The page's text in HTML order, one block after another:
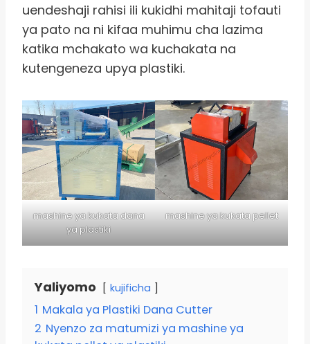
uendeshaji rahisi ili kukidhi mahitaji tofauti
ya pato na ni kifaa muhimu cha lazima
katika mchakato wa kuchakata na
kutengeneza upya plastiki.
mashine ya kukata dana
ya plastiki
mashine ya kukata pellet
Yaliyomo kujificha
1 Makala ya Plastiki Dana Cutter
2 Nyenzo za matumizi ya mashine ya